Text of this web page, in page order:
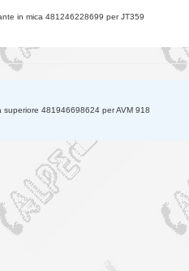
in mica 481246228699 per JT359
superiore 481946698624 per AVM 918